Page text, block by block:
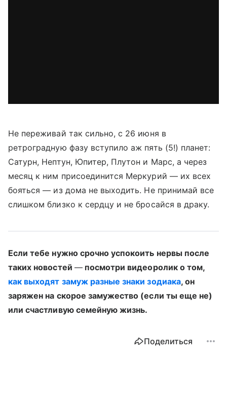
Не переживай так сильно, с 26 июня в
ретроградную фазу вступило аж пять (5!) планет:
Сатурн, Нептун, Юпитер, Плутон и Марс, а через
месяц к ним присоединится Меркурий — их всех
бояться — из дома не выходить. Не принимай все
слишком близко к сердцу и не бросайся в драку.
Если тебе нужно срочно успокоить нервы после
таких новостей —посмотри видеоролик о том,
как выходят замуж разные знаки зодиака, он
заряжен на скорое замужество (если ты еще не)
или счастливую семейную жизнь.
Поделиться